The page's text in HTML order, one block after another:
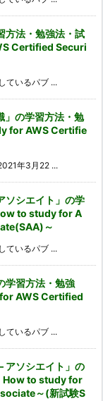
方法・勉強法・試
Certified Securi
ているパブ ...
」の学習方法・勉
for AWS Certifie
年3月22 ...
ソシエイト」の学
to study for A
～
ているパブ ...
学習方法・勉強
AWS Certified
ているパブ ...
アソシエイト」の
How to study for
～(新試験S